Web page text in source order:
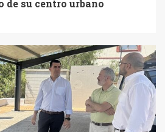
su centro urbano